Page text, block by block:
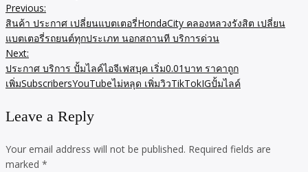
Post
navigation
Previous:
สินค้า ประกาศ เปลี่ยนแบตเตอรี่HondaCity คลองหลวงรังสิต เปลี่ยน
แบตเตอรี่รถยนต์ทุกประเภท นอกสถานที บริการด่วน
Next:
ประกาศ บริการ ปั้มไลค์ไอจีเฟสบุค เริ่ม0.01บาท ราคาถูก
เพิ่มSubscribersYouTubeไม่หลุด เพิ่มวิวTikTokIGปั้มไลค์
Leave a Reply
Your email address will not be published. Required fields are
marked *